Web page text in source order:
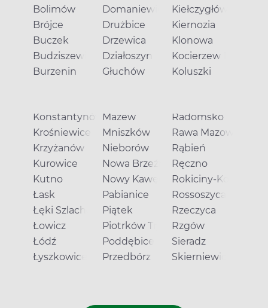
Bolimów
Brójce
Buczek
Budziszewice
Burzenin
Domaniewice
Drużbice
Drzewica
Działoszyn
Głuchów
Kiełczygłów
Kiernozia
Klonowa
Kocierzew
Koluszki
Konstantynów Łódzki
Krośniewice
Krzyżanów
Kurowice
Kutno
Łask
Łęki Szlacheckie
Łowicz
Łódź
Łyszkowice
Mazew
Mniszków
Nieborów
Nowa Brzeźnica
Nowy Kawęczyn
Pabianice
Piątek
Piotrków Trybunalski
Poddębice
Przedbórz
Radomsko
Rawa Mazowiecka
Rąbień
Ręczno
Rokiciny-Kolonia
Rossoszyca
Rzeczyca
Rzgów
Sieradz
Skierniewice